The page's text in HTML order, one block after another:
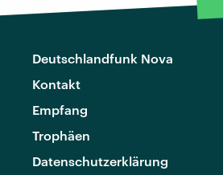
Deutschlandfunk Nova
Kontakt
Empfang
Trophäen
Datenschutzerklärung